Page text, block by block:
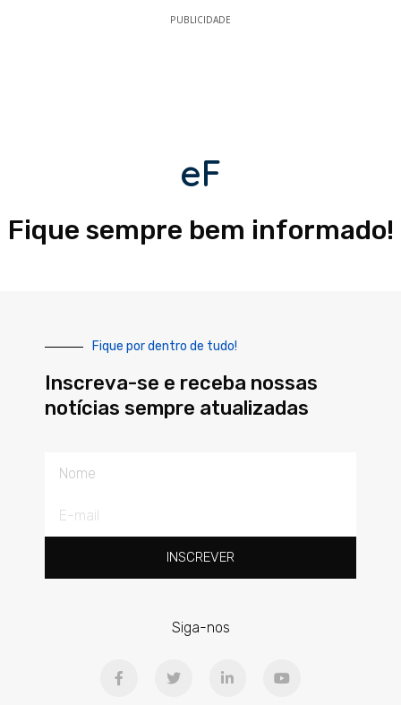
PUBLICIDADE
eF
Fique sempre bem informado!
Fique por dentro de tudo!
Inscreva-se e receba nossas
notícias sempre atualizadas
mail
INSCREVER
Siga-nos
a
w
i
o